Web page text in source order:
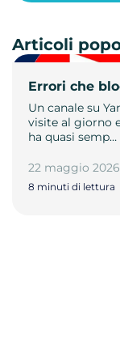
Errori che
Un canale su
visite al giorno
ha quasi semp…
22 maggio 2026
8 minuti di lettura
Articoli